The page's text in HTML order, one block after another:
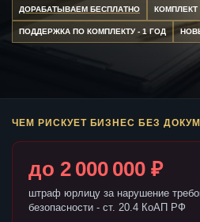
ДОРАБАТЫВАЕМ БЕСПЛАТНО
ПОДДЕРЖКА ПО КОМПЛЕКТУ - 1 ГОД
ЧЕМ РИСКУЕТ БИЗНЕС БЕЗ
до 2 000 000 ₽
штраф юрлицу за нарушение
безопасности - ст. 20.4 КоАП РФ